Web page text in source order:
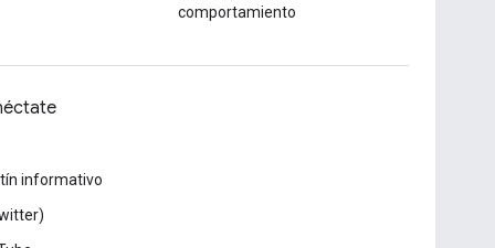
comportamiento
informativo